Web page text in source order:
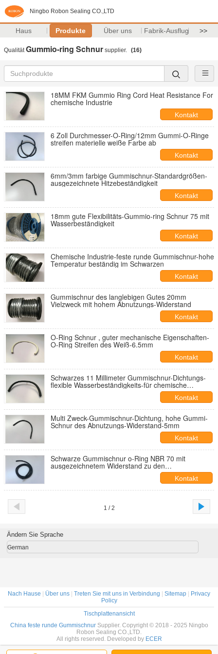
Ningbo Robon Sealing CO.,LTD
Haus Produkte Über uns Fabrik-Ausflug >>
QualitätGummio-ring Schnur supplier. (16)
18MM FKM Gummio Ring Cord Heat Resistance For
chemische Industrie
Kontakt
6 Zoll Durchmesser-O-Ring/12mm Gummi-O-Ringe
streifen materielle weiße Farbe ab
Kontakt
6mm/3mm farbige Gummischnur-Standardgrößen-
ausgezeichnete Hitzebeständigkeit
Kontakt
18mm gute Flexibilitäts-Gummio-ring Schnur 75 mit
Wasserbeständigkeit
Kontakt
Chemische Industrie-feste runde Gummischnur-hohe
Temperatur beständig im Schwarzen
Kontakt
Gummischnur des langlebigen Gutes 20mm
Vielzweck mit hohem Abnutzungs-Widerstand
Kontakt
O-Ring Schnur , guter mechanische Eigenschaften-
O-Ring Streifen des Weiß-6.5mm
Kontakt
Schwarzes 11 Millimeter Gummischnur-Dichtungs-
flexible Wasserbeständigkeits-für chemische
Kontakt
Multi Zweck-Gummischnur-Dichtung, hohe Gummi-
Schnur des Abnutzungs-Widerstand-5mm
Kontakt
Schwarze Gummischnur o-Ring NBR 70 mit
ausgezeichnetem Widerstand zu den
Kontakt
1 / 2
Ändern Sie Sprache
German
Nach Hause Über uns Treten Sie mit uns in Verbindung Sitemap
Privacy
Policy
Tischplattenansicht
China feste runde GummischnurSupplier. Copyright © 2018 - 2025 Ningbo
Robon Sealing CO.,LTD.
All rights reserved. Developed by ECER